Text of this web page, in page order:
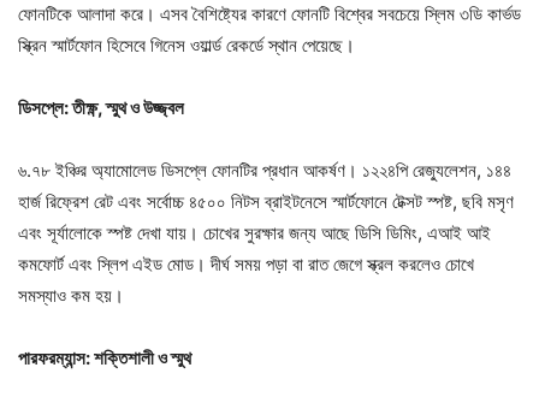
ফোনটিকে আলাদা করে। এসব বৈশিষ্ট্যের কারণে ফোনটি বিশ্বের সবচেয়ে স্লিম ৩ডি কার্ভড
স্ক্রিন স্মার্টফোন হিসেবে গিনেস ওয়ার্ল্ড রেকর্ডে স্থান পেয়েছে।
ডিসপ্লে: তীক্ষ্ণ, স্মুথ ও উজ্জ্বল
৬.৭৮ ইঞ্চির অ্যামোলেড ডিসপ্লে ফোনটির প্রধান আকর্ষণ। ১২২৪পি রেজ্যুলেশন, ১৪৪
হার্জ রিফ্রেশ রেট এবং সর্বোচ্চ ৪৫০০ নিটস ব্রাইটনেসে স্মার্টফোনে টেক্সট স্পষ্ট, ছবি মসৃণ
এবং সূর্যালোকে স্পষ্ট দেখা যায়। চোখের সুরক্ষার জন্য আছে ডিসি ডিমিং, এআই আই
কমফোর্ট এবং স্লিপ এইড মোড। দীর্ঘ সময় পড়া বা রাত জেগে স্ক্রল করলেও চোখে
সমস্যাও কম হয়।
পারফরম্যান্স: শক্তিশালী ও স্মুথ